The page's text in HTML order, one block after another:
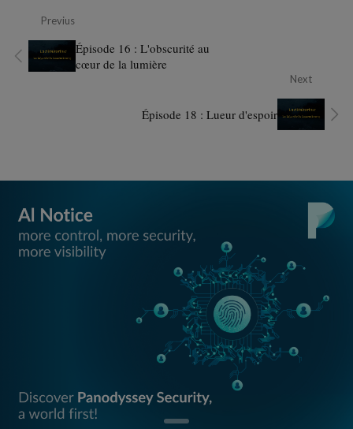
Previus
Épisode 16 : L'obscurité au
cœur de la lumière
Next
Épisode 18 : Lueur d'espoir